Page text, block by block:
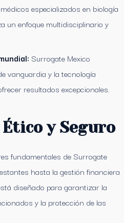
especializados en biología
un enfoque multidisciplinario y
Surrogate Mexico
vanguardia y la tecnología
resultados excepcionales.
Ético y Seguro
fundamentales de Surrogate
hasta la gestión financiera
diseñado para garantizar la
y la protección de las